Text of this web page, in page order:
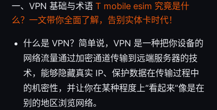
一、VPN 基础与术语 T mobile esim 究竟是什
么？一文带你全面了解，告别实体卡时代！
什么是 VPN？简单说，VPN 是一种把你设备的
网络流量通过加密通道传输到远端服务器的技
术，能够隐藏真实 IP、保护数据在传输过程中
的机密性，并让你在某种程度上“看起来”像是在
别的地区浏览网络。